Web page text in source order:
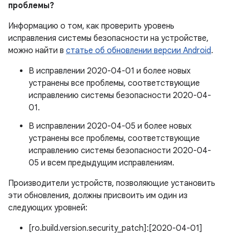
проблемы?
Информацию о том, как проверить уровень
исправления системы безопасности на устройстве,
можно найти в статье об обновлении версии Android.
В исправлении 2020-04-01 и более новых
устранены все проблемы, соответствующие
исправлению системы безопасности 2020-04-
01.
В исправлении 2020-04-05 и более новых
устранены все проблемы, соответствующие
исправлению системы безопасности 2020-04-
05 и всем предыдущим исправлениям.
Производители устройств, позволяющие установить
эти обновления, должны присвоить им один из
следующих уровней:
[ro.build.version.security_patch]:[2020-04-01]